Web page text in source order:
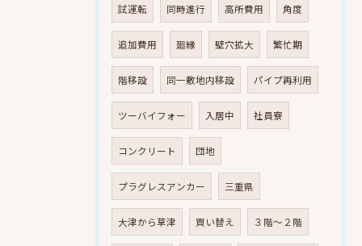
試運転 同時進行 高所費用 角度
追加費用 廻縁 壁穴拡大 繁忙期
階移設 同一敷地内移設 パイプ再利用
ツーバイフォー 入居中 社員寮
コンクリート 団地
プラグレスアンカー 三重県
大津から草津 買い替え ３階～２階